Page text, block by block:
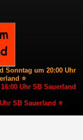
Sonntag um 20:00 Uhr
⭐
Uhr SB Sauerland
SB Sauerland ⭐